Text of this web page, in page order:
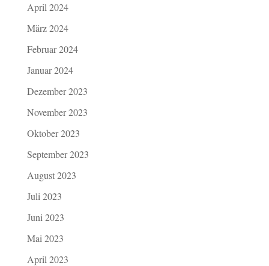
April 2024
März 2024
Februar 2024
Januar 2024
Dezember 2023
November 2023
Oktober 2023
September 2023
August 2023
Juli 2023
Juni 2023
Mai 2023
April 2023